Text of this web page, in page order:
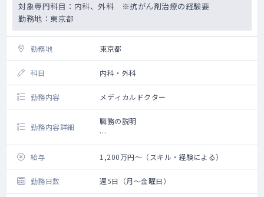
therapeutic area education for
Attend medical conferences to gather and
intelligence.
medical affairs teams to support
investigator-initiated studies (IIS).
Assist in the development and
communication of clinical data through
abstracts, posters, presentations, and
manuscripts.
Support site initiation and enrollment
activities for clinical trials.
Ensure adherence to company policies,
procedures, and compliance standards.
対象専門科目：内科、外科 ※抗がん剤治療の経験要
勤務地：東京都
勤務地 東京都
科目 内科・外科
勤務内容 メディカルドクター
勤務内容詳細
職務の説明
必要な知識・スキルおよびコンピテンシー
1. エグゼクティブディレクターの指導／監督
の元、研究のデザイン、立案、実行する能力
(Medical Research Design & Execution)
2. 治療領域および疾患環境の理解力 (Disease
給与 1,200万円～（スキル・経験による）
勤務日数 週5日（月～金曜日）